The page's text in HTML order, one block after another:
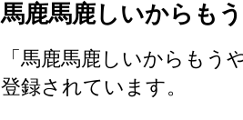
馬鹿馬鹿しいからも
「馬鹿馬鹿しいからもう
登録されています。